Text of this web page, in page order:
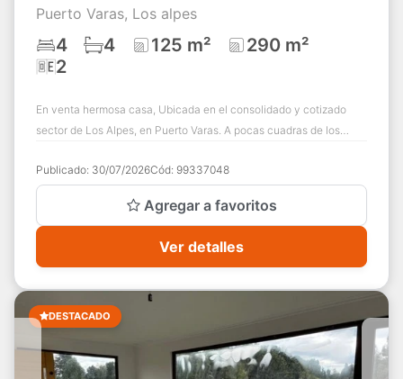
Puerto Varas, Los alpes
4 4 125 m²
290 m²
2
En venta hermosa casa, Ubicada en el consolidado y cotizado
sector de Los Alpes, en Puerto Varas. A pocas cuadras de los
Publicado: 30/07/2026Cód: 99337048
Agregar a favoritos
Ver detalles
DESTACADO